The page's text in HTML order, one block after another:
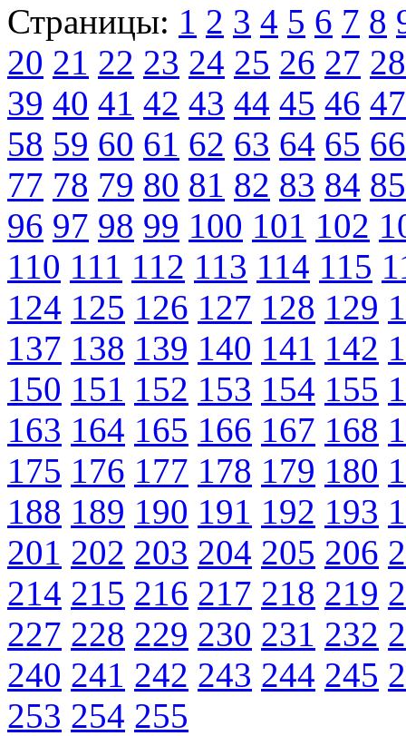
Страницы: 1 2 3 4 5 6 7 8
20 21 22 23 24 25 26 27 28
39 40 41 42 43 44 45 46 47
58 59 60 61 62 63 64 65 66
77 78 79 80 81 82 83 84 85
96 97 98 99 100 101 102
110 111 112 113 114 115
124 125 126 127 128 129
137 138 139 140 141 142
150 151 152 153 154 155
163 164 165 166 167 168
175 176 177 178 179 180
188 189 190 191 192 193
201 202 203 204 205 206
214 215 216 217 218 219
227 228 229 230 231 232
240 241 242 243 244 245
253 254 255